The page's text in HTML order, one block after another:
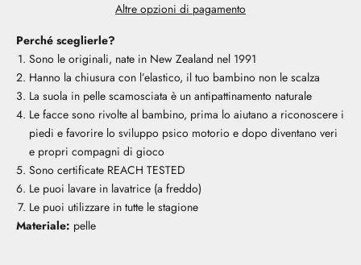
Altre opzioni di pagamento
Perché sceglierle?
Sono le originali, nate in New Zealand nel 1991
Hanno la chiusura con l’elastico, il tuo bambino non le scalza
La suola in pelle scamosciata è un antipattinamento naturale
Le facce sono rivolte al bambino, prima lo aiutano a riconoscere i
piedi e favorire lo sviluppo psico motorio e dopo diventano veri
e propri compagni di gioco
Sono certificate REACH TESTED
Le puoi lavare in lavatrice (a freddo)
Le puoi utilizzare in tutte le stagione
Materiale: pelle